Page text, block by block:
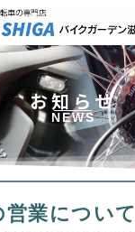
お知らせ
NEWS
営業について